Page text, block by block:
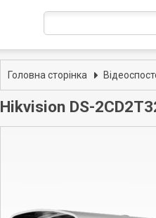
Головна сторінка
Hikvision DS-